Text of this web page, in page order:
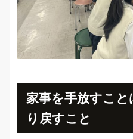
家事を手放すこと
り戻すこと